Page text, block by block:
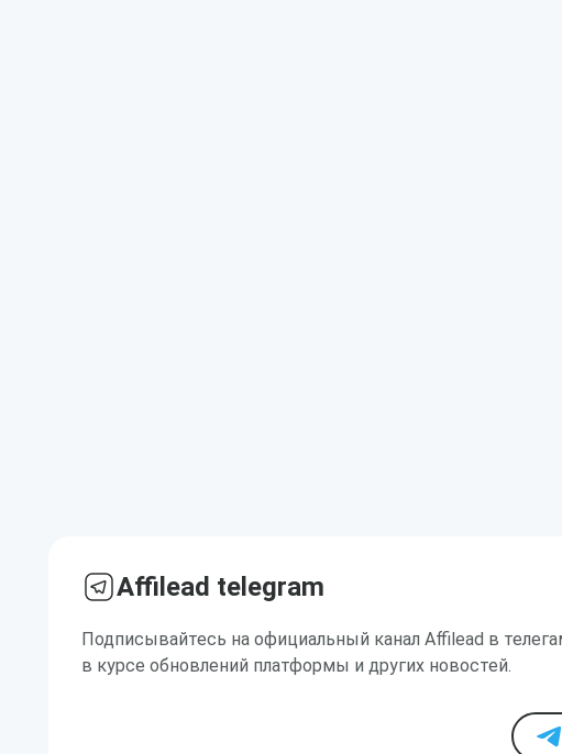
Affilead telegram
Подписывайтесь на официальный канал Affilead в
в курсе обновлений платформы и других новостей.